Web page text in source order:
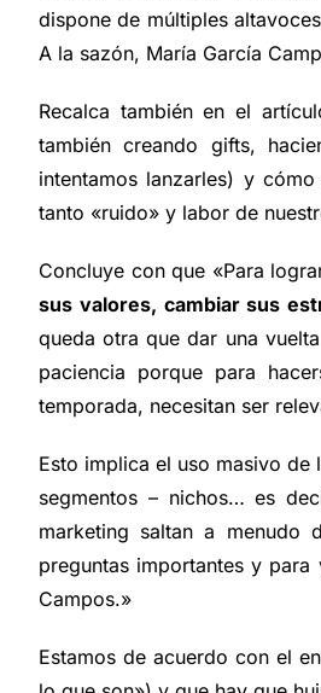
dispone de múltiples
A la sazón, María García
Recalca también en el
también creando gifts,
intentamos lanzarles) y
tanto «ruido» y labor de
Concluye con que «Para
sus valores, cambiar sus
queda otra que dar una
paciencia porque para
temporada, necesitan ser
Esto implica el uso masivo
segmentos – nichos… es
marketing saltan a menudo
preguntas importantes y para
Campos.»
Estamos de acuerdo con el